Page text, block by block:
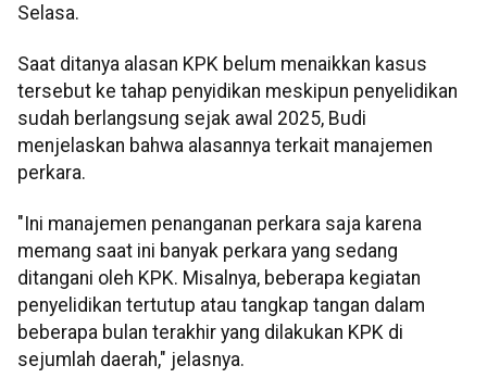
Selasa.
Saat ditanya alasan KPK belum menaikkan kasus
tersebut ke tahap penyidikan meskipun penyelidikan
sudah berlangsung sejak awal 2025, Budi
menjelaskan bahwa alasannya terkait manajemen
perkara.
"Ini manajemen penanganan perkara saja karena
memang saat ini banyak perkara yang sedang
ditangani oleh KPK. Misalnya, beberapa kegiatan
penyelidikan tertutup atau tangkap tangan dalam
beberapa bulan terakhir yang dilakukan KPK di
sejumlah daerah," jelasnya.